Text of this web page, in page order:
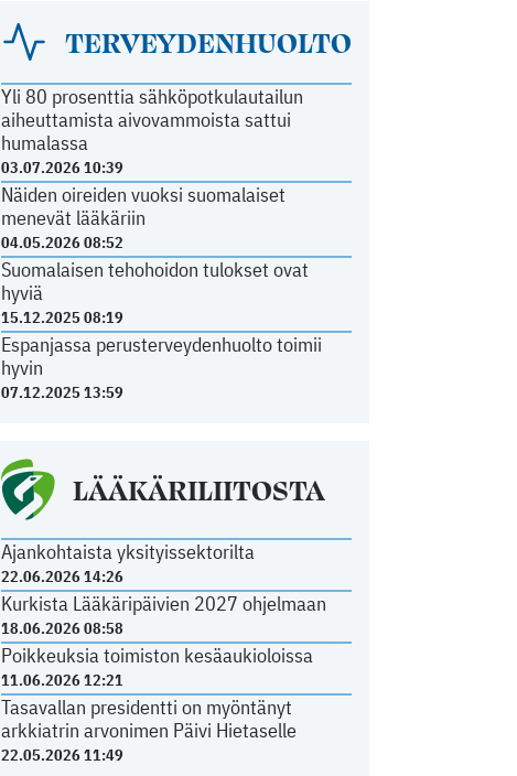
TERVEYDENHUOLTO
Yli 80 prosenttia sähköpotkulautailun
aiheuttamista aivovammoista sattui
humalassa
03.07.2026 10:39
Näiden oireiden vuoksi suomalaiset
menevät lääkäriin
04.05.2026 08:52
Suomalaisen tehohoidon tulokset ovat
hyviä
15.12.2025 08:19
Espanjassa perusterveydenhuolto toimii
hyvin
07.12.2025 13:59
LÄÄKÄRILIITOSTA
Ajankohtaista yksityissektorilta
22.06.2026 14:26
Kurkista Lääkäripäivien 2027 ohjelmaan
18.06.2026 08:58
Poikkeuksia toimiston kesäaukioloissa
11.06.2026 12:21
Tasavallan presidentti on myöntänyt
arkkiatrin arvonimen Päivi Hietaselle
22.05.2026 11:49